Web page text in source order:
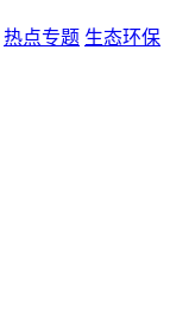
热点专题 生态环保